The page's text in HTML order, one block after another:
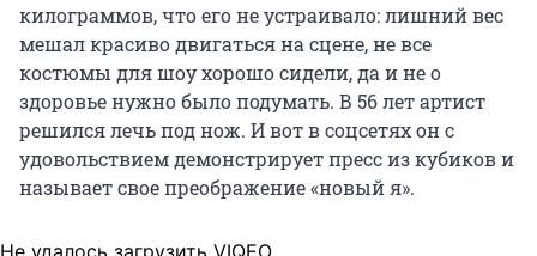
килограммов, что его не устраивало: лишний вес
мешал красиво двигаться на сцене, не все
костюмы для шоу хорошо сидели, да и не о
здоровье нужно было подумать. В 56 лет артист
решился лечь под нож. И вот в соцсетях он с
удовольствием демонстрирует пресс из кубиков и
называет свое преображение «новый я».
Не удалось загрузить VIQEO